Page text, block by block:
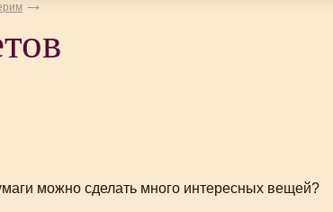
можно сделать много интересных вещей?